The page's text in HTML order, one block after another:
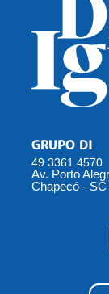
GRUPO DI
49 3361 4570
Av. Porto
Chapecó -